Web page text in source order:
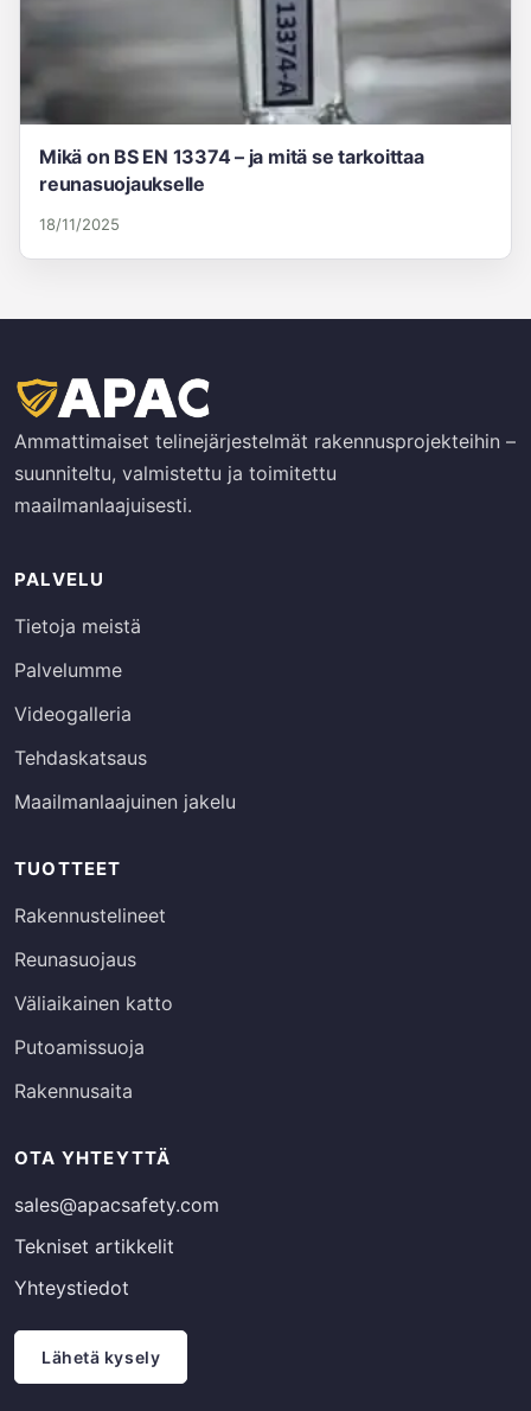
Mikä on BS EN 13374 – ja mitä se tarkoittaa
reunasuojaukselle
18/11/2025
Ammattimaiset telinejärjestelmät rakennusprojekteihin –
suunniteltu, valmistettu ja toimitettu
maailmanlaajuisesti.
PALVELU
Tietoja meistä
Palvelumme
Videogalleria
Tehdaskatsaus
Maailmanlaajuinen jakelu
TUOTTEET
Rakennustelineet
Reunasuojaus
Väliaikainen katto
Putoamissuoja
Rakennusaita
OTA YHTEYTTÄ
sales@apacsafety.com
Tekniset artikkelit
Yhteystiedot
Lähetä kysely